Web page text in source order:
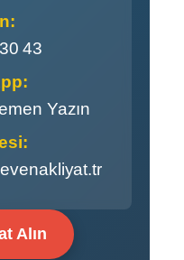
43
Yazın
Alın